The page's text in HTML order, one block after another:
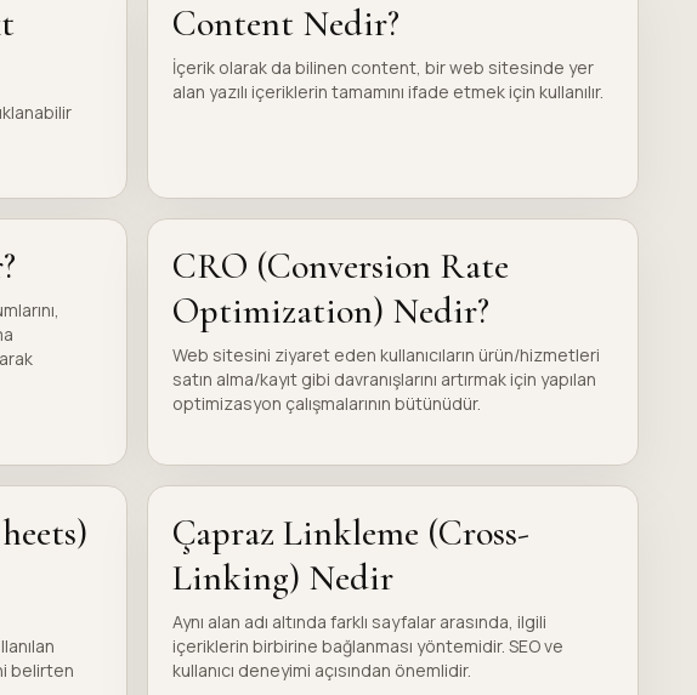
Content Nedir?
İçerik olarak da bilinen content, bir web sitesinde yer
alan yazılı içeriklerin tamamını ifade etmek için kullanılır.
CRO (Conversion Rate
Optimization) Nedir?
Web sitesini ziyaret eden kullanıcıların ürün/hizmetleri
satın alma/kayıt gibi davranışlarını artırmak için yapılan
optimizasyon çalışmalarının bütünüdür.
belirten
Çapraz Linkleme (Cross-
Linking) Nedir
Aynı alan adı altında farklı sayfalar arasında, ilgili
içeriklerin birbirine bağlanması yöntemidir. SEO ve
kullanıcı deneyimi açısından önemlidir.